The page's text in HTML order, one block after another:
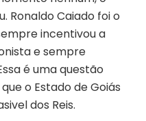
Ronaldo Caiado foi o
incentivou a
e sempre
é uma questão
o Estado de Goiás
dos Reis.